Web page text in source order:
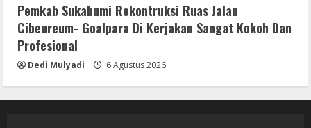
Pemkab Sukabumi Rekontruksi Ruas Jalan
Cibeureum- Goalpara Di Kerjakan Sangat Kokoh Dan
Profesional
Dedi Mulyadi 6 Agustus 2026